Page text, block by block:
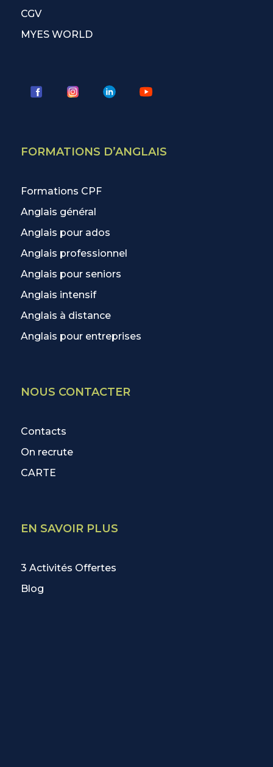
CGV
MYES WORLD
FORMATIONS D’ANGLAIS
Formations CPF
Anglais général
Anglais pour ados
Anglais professionnel
Anglais pour seniors
Anglais intensif
Anglais à distance
Anglais pour entreprises
NOUS CONTACTER
Contacts
On recrute
CARTE
EN SAVOIR PLUS
3 Activités Offertes
Blog